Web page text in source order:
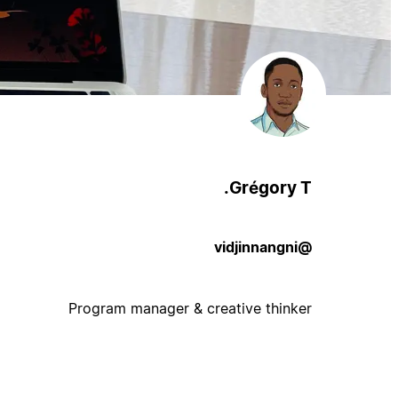
Grégory T.
@vidjinnangni
Program manager & creative thinker